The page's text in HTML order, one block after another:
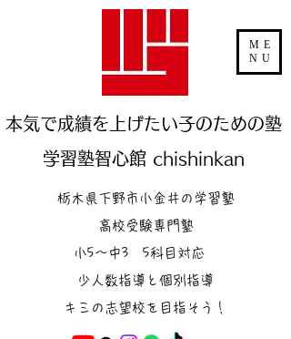
本気で成績を上げたい子のための塾
学習塾智心館 chishinkan
ME
NU
栃木県下野市小金井の学習塾
高校受験専門塾
小5～中3 5科目対応
少人数指導と個別指導
キミの志望校を目指そう！